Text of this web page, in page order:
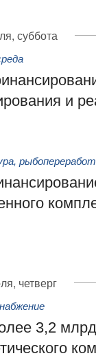
суббота
и
четверг
3,2